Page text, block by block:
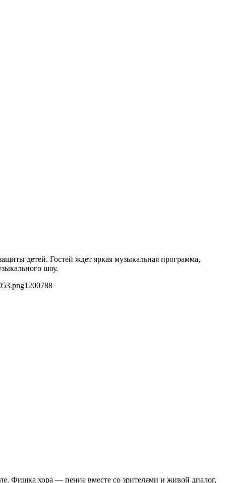
детей. Гостей ждет яркая музыкальная программа,
шоу.
1200788
Фишка хора — пение вместе со зрителями и живой диалог,